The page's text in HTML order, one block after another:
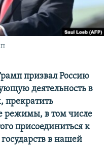
призвал Россию
деятельность в
прекратить
режимы, в том числе
присоединиться к
в нашей